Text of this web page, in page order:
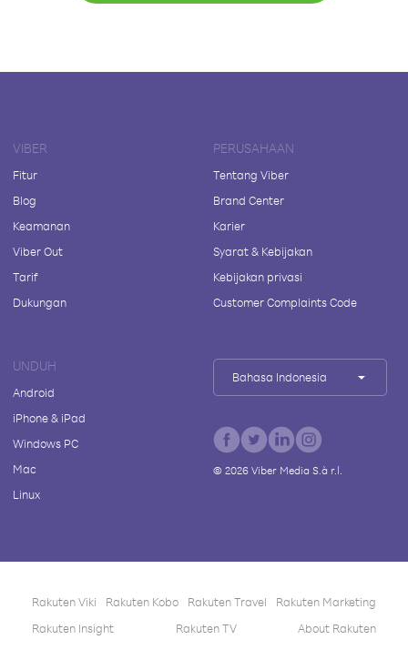
VIBER
Fitur
Blog
Keamanan
Viber Out
Tarif
Dukungan
PERUSAHAAN
Tentang Viber
Brand Center
Karier
Syarat & Kebijakan
Kebijakan privasi
Customer Complaints Code
UNDUH
Android
iPhone & iPad
Windows PC
Mac
Linux
Bahasa Indonesia
© 2026Viber Media S.à r.l.
Rakuten Viki Rakuten Kobo Rakuten Travel
Rakuten Marketing
Rakuten Insight
Rakuten TV About Rakuten